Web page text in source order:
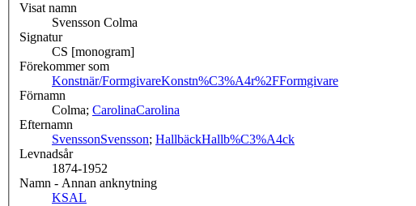
Visat namn
Svensson Colma
Signatur
CS [monogram]
Förekommer som
Konstnär/FormgivareKonstn%C3%A4r%2FFormgivare
Förnamn
Colma; CarolinaCarolina
Efternamn
SvenssonSvensson; HallbäckHallb%C3%A4ck
Levnadsår
1874-1952
Namn - Annan anknytning
KSAL